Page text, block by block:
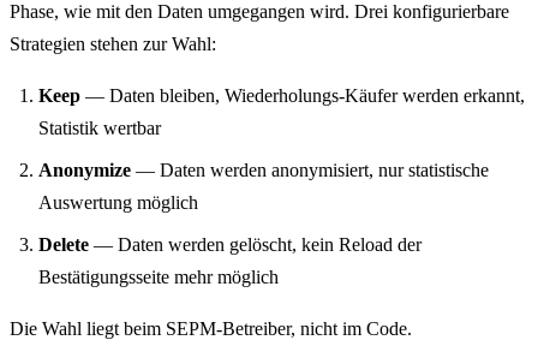
Phase, wie mit den Daten umgegangen wird. Drei konfigurierbare
Strategien stehen zur Wahl:
Keep — Daten bleiben, Wiederholungs-Käufer werden erkannt,
Statistik wertbar
Anonymize — Daten werden anonymisiert, nur statistische
Auswertung möglich
Delete — Daten werden gelöscht, kein Reload der
Bestätigungsseite mehr möglich
Die Wahl liegt beim SEPM-Betreiber, nicht im Code.